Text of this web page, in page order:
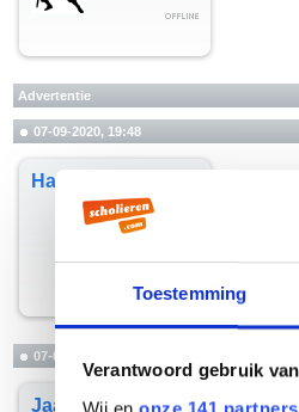
Toestemming
Verantwoord gebruik
Advertentie
07-09-2020, 19:48
Haller
07-09-2020, 20:30
JaapieEleven